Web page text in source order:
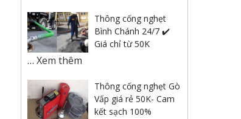
Thông cống nghẹt
Bình Chánh 24/7 ✔️
Giá chỉ từ 50K
…Xem thêm
Thông cống nghẹt Gò
Vấp giá rẻ 50K- Cam
kết sạch 100%